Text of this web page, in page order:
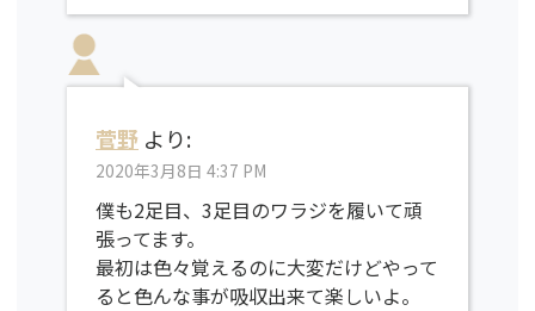
菅野 より:
2020年3月8日 4:37 PM
僕も2足目、3足目のワラジを履いて頑
張ってます。
最初は色々覚えるのに大変だけどやって
ると色んな事が吸収出来て楽しいよ。